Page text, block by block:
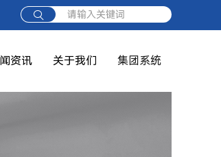
请输入关键词
资讯 关于我们 集团系统